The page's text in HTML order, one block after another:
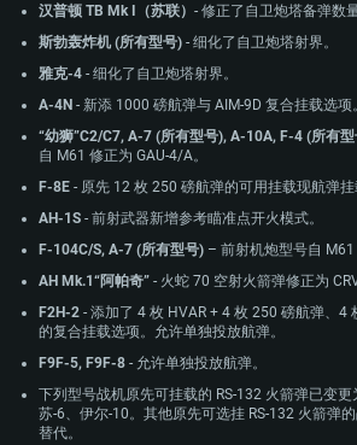
汉普顿 TB Mk I（苏联） - 修正了自卫炮塔备弹数量
斯勃轰炸机 (所有型号) - 细化了自卫炮塔射界。
雅克-4 - 细化了自卫炮塔射界。
A-4N - 新添 1000 磅航弹与 AIM-9D 复合挂载选项。
“幼狮”C2/C7, A-7 (所有型号), A-10A, F-4 (所有型
自 M61 修正为 GAU-4/A。
F-8E - 原先 12 枚 250 磅航弹的可用挂载现航弹挂
AH-1S - 前射武器新增参考瞄准点开火模式。
F-104C/S, A-7 (所有型号) – 前射机炮型号自 M61
AH Mk.1“阿帕奇” - 火蛇 70 空射火箭弹修正为
F2H-2 - 添加了 4 枚 HVAR + 4 枚 250 磅航弹、4
的复合挂载选项。允许单独投放航弹。
F9F-5, F9F-8 - 允许单独投放航弹。
下列型号战机原先可挂载的 RS-132 火箭弹已变更
苏-6、伊尔-10。其他原先可选挂 RS-132 火箭弹
替代。